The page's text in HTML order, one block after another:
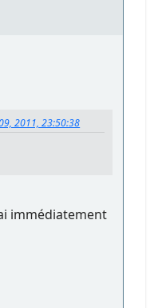
2011, 23:50:38
immédiatement